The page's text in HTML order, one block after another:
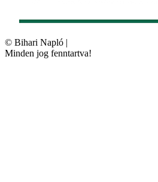
© Bihari Napló |
Minden jog fenntartva!